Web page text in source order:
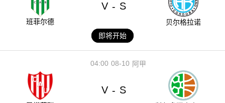
班菲尔德
V - S
贝尔格拉诺
即将开始
08-10
04:00 阿甲
V - S